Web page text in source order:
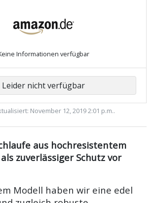
Informationen verfügbar
Leider nicht verfügbar
November 12, 2019 2:01 p.m..
aus hochresistentem
zuverlässiger Schutz vor
Modell haben wir eine edel